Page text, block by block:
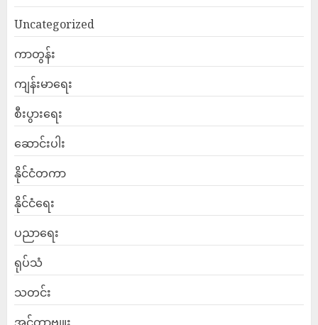
Uncategorized
ကာတွန်း
ကျန်းမာရေး
စီးပွားရေး
ဆောင်းပါး
နိုင်ငံတကာ
နိုင်ငံရေး
ပညာရေး
ရုပ်သံ
သတင်း